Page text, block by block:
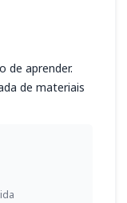
de aprender.
de materiais